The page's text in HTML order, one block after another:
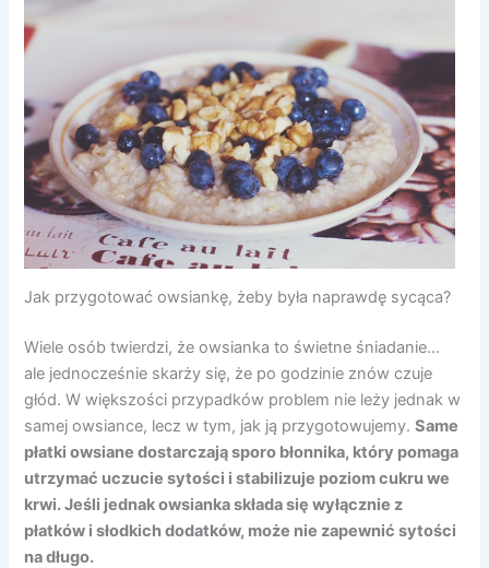
Jak przygotować owsiankę, żeby była naprawdę sycąca?
Wiele osób twierdzi, że owsianka to świetne śniadanie…
ale jednocześnie skarży się, że po godzinie znów czuje
głód. W większości przypadków problem nie leży jednak w
samej owsiance, lecz w tym, jak ją przygotowujemy.Same
płatki owsiane dostarczają sporo błonnika, który pomaga
utrzymać uczucie sytości i stabilizuje poziom cukru we
krwi. Jeśli jednak owsianka składa się wyłącznie z
płatków i słodkich dodatków, może nie zapewnić sytości
na długo.